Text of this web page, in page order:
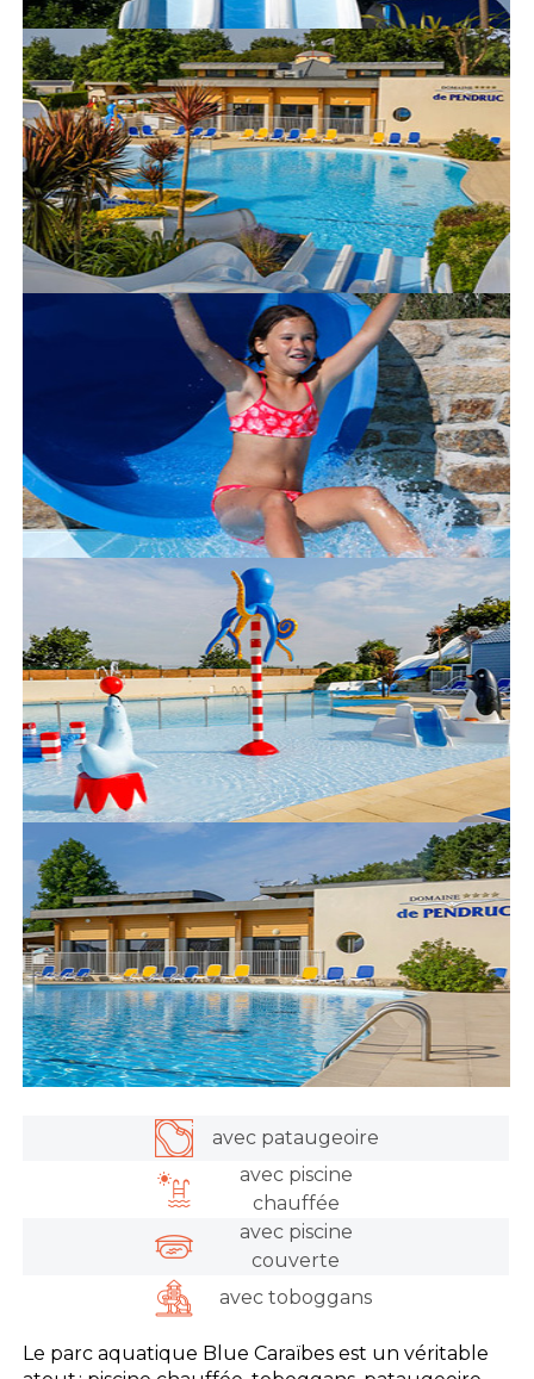
avec pataugeoire
avec piscine
chauffée
avec piscine
couverte
avec toboggans
Le parc aquatique Blue Caraïbes est un véritable